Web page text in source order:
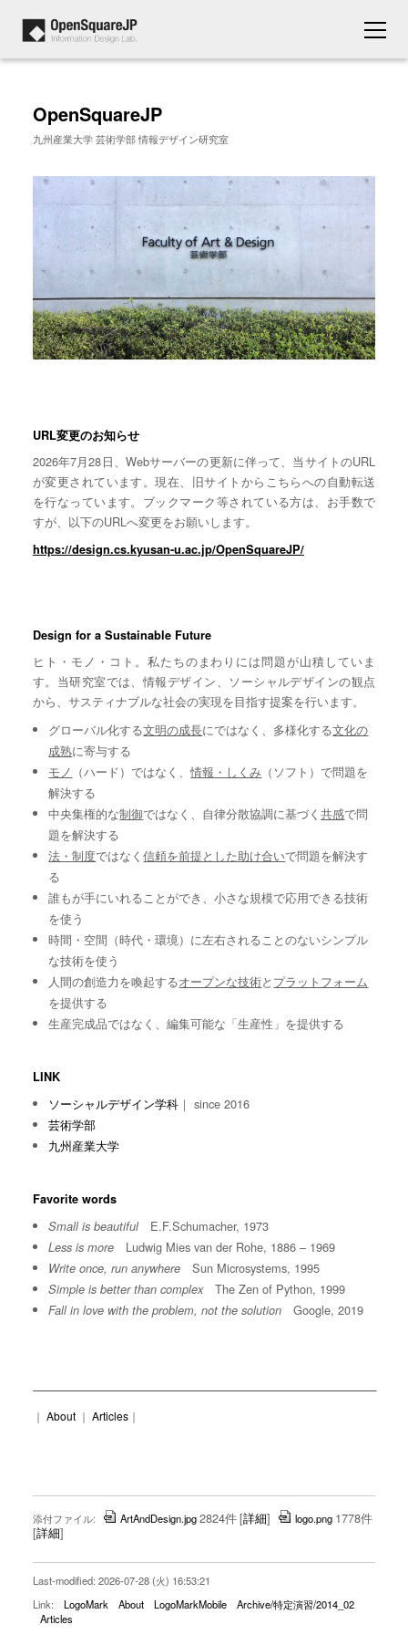
OpenSquareJP
九州産業大学 芸術学部 情報デザイン研究室
URL変更のお知らせ
2026年7月28日、Webサーバーの更新に伴って、当サイトのURL
が変更されています。現在、旧サイトからこちらへの自動転送
を行なっています。ブックマーク等されている方は、お手数で
すが、以下のURLへ変更をお願いします。
https://design.cs.kyusan-u.ac.jp/OpenSquareJP/
Design for a Sustainable Future
ヒト・モノ・コト。私たちのまわりには問題が山積していま
す。当研究室では、情報デザイン、ソーシャルデザインの観点
から、サスティナブルな社会の実現を目指す提案を行います。
グローバル化する文明の成長にではなく、多様化する文化の
成熟に寄与する
モノ （ハード）ではなく、情報・しくみ （ソフト）で問題を
解決する
中央集権的な制御ではなく、自律分散協調に基づく共感で問
題を解決する
法・制度ではなく信頼を前提とした助け合いで問題を解決す
る
誰もが手にいれることができ、小さな規模で応用できる技術
を使う
時間・空間（時代・環境）に左右されることのないシンプル
な技術を使う
人間の創造力を喚起するオープンな技術と プラットフォーム
を提供する
生産完成品ではなく、編集可能な「生産性」を提供する
LINK
ソーシャルデザイン学科 ｜ since 2016
芸術学部
九州産業大学
Favorite words
Small is beautifulE.F.Schumacher, 1973
Less is more Ludwig Mies van der Rohe, 1886 – 1969
Write once, run anywhere Sun Microsystems, 1995
Simple is better than complexThe Zen of Python, 1999
Fall in love with the problem, not the solution Google, 2019
｜ About｜ Articles｜
添付ファイル: ArtAndDesign.jpg2824件[詳細] logo.png 1778件
[詳細]
Last-modified: 2026-07-28 (火) 16:53:21
Link:
LogoMark About LogoMarkMobile
Archive/特定演習/2014_02
Articles